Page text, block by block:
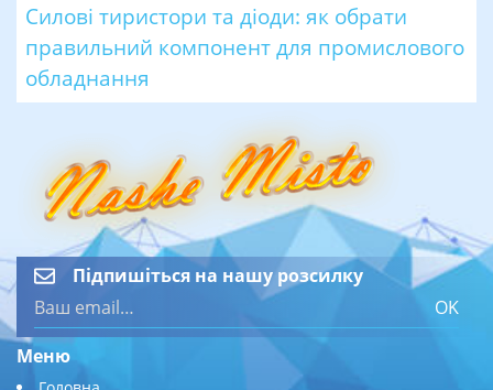
Силові тиристори та діоди: як обрати
правильний компонент для промислового
обладнання
Підпишіться на нашу розсилку
OK
Меню